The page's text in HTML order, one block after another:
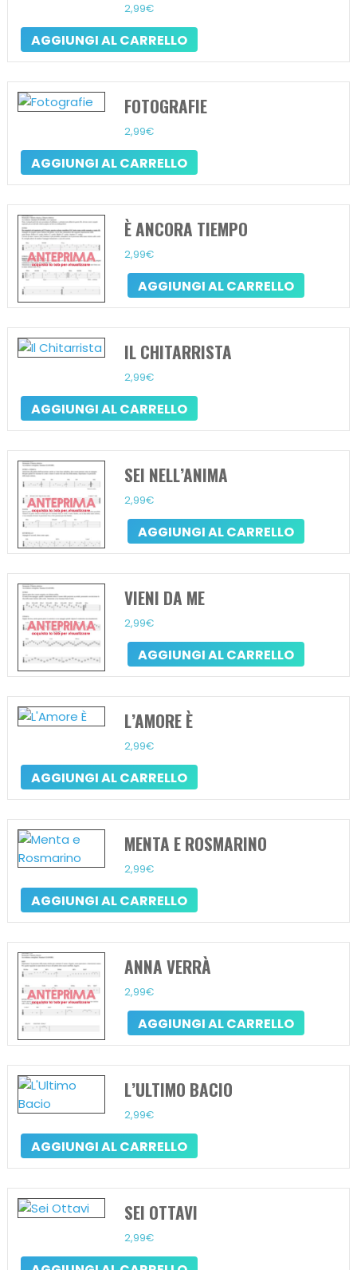
2,99€
AGGIUNGI AL CARRELLO
FOTOGRAFIE
2,99€
AGGIUNGI AL CARRELLO
È ANCORA TIEMPO
2,99€
AGGIUNGI AL CARRELLO
IL CHITARRISTA
2,99€
AGGIUNGI AL CARRELLO
SEI NELL’ANIMA
2,99€
AGGIUNGI AL CARRELLO
VIENI DA ME
2,99€
AGGIUNGI AL CARRELLO
L’AMORE È
2,99€
AGGIUNGI AL CARRELLO
MENTA E ROSMARINO
2,99€
AGGIUNGI AL CARRELLO
ANNA VERRÀ
2,99€
AGGIUNGI AL CARRELLO
L’ULTIMO BACIO
2,99€
AGGIUNGI AL CARRELLO
SEI OTTAVI
2,99€